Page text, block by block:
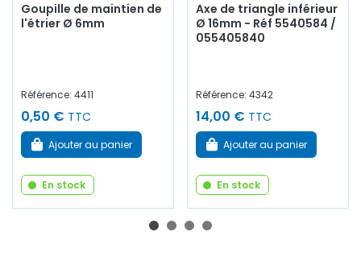
Goupille de maintien de
l'étrier Ø 6mm
Référence: 4411
0,50 € TTC
Ajouter au panier
En stock
Axe de triangle inférieur
Ø 16mm - Réf 5540584 /
055405840
Référence: 4342
14,00 € TTC
Ajouter au panier
En stock